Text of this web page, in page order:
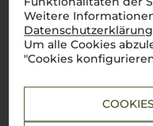
Weitere
Datenschutzerklärung
Um alle Cookies
"Cookies
der Nase offenbaren sie
Zitrusfrüchten, Pfirsichen
Kräutern. Diese Aromen
und einer angenehmen
Weinen eine lebhafte
sich geschmeidig und